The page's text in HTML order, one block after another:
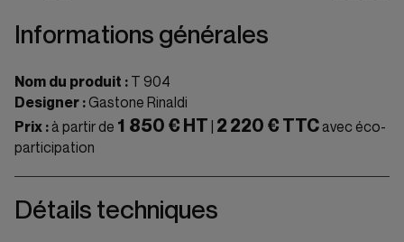
Informations générales
Nom du produit : T 904
Designer : Gastone Rinaldi
Prix : à partir de 1 850 € HT 2 220 € TTC avec éco-
participation
Détails techniques